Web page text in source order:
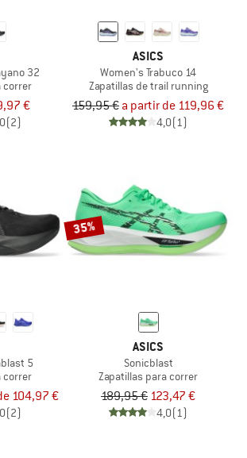
32
correr
€
(2)
ASICS
Women's Trabuco 14
Zapatillas de trail running
159,95 € a partir de 119,96 €
4,0(1)
5
correr
104,97 €
(2)
35%
ASICS
Sonicblast
Zapatillas para correr
189,95 € 123,47 €
4,0(1)